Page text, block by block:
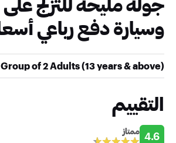
جولة مليحة للتزلج على
وسيارة دفع رباعي
Group of 2 Adults (13 years & above)
التقييم
4.6 ممتاز